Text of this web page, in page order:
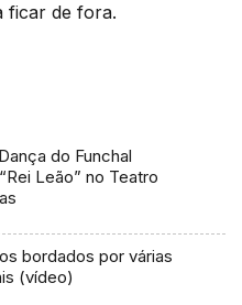
ficar de fora.
do Funchal
Leão” no Teatro
bordados por várias
(vídeo)